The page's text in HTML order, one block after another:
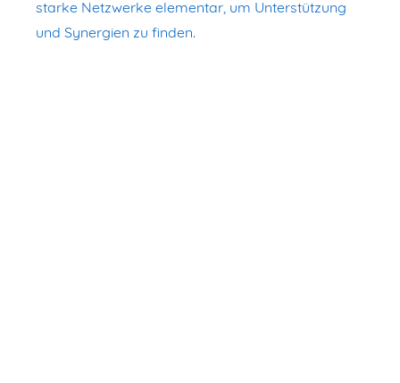
starke Netzwerke elementar, um Unterstützung
und Synergien zu finden.